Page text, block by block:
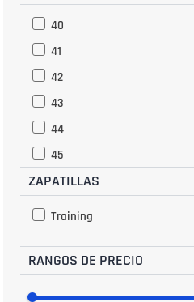
40
41
42
43
44
45
46
ZAPATILLAS
Training
RANGOS DE PRECIO